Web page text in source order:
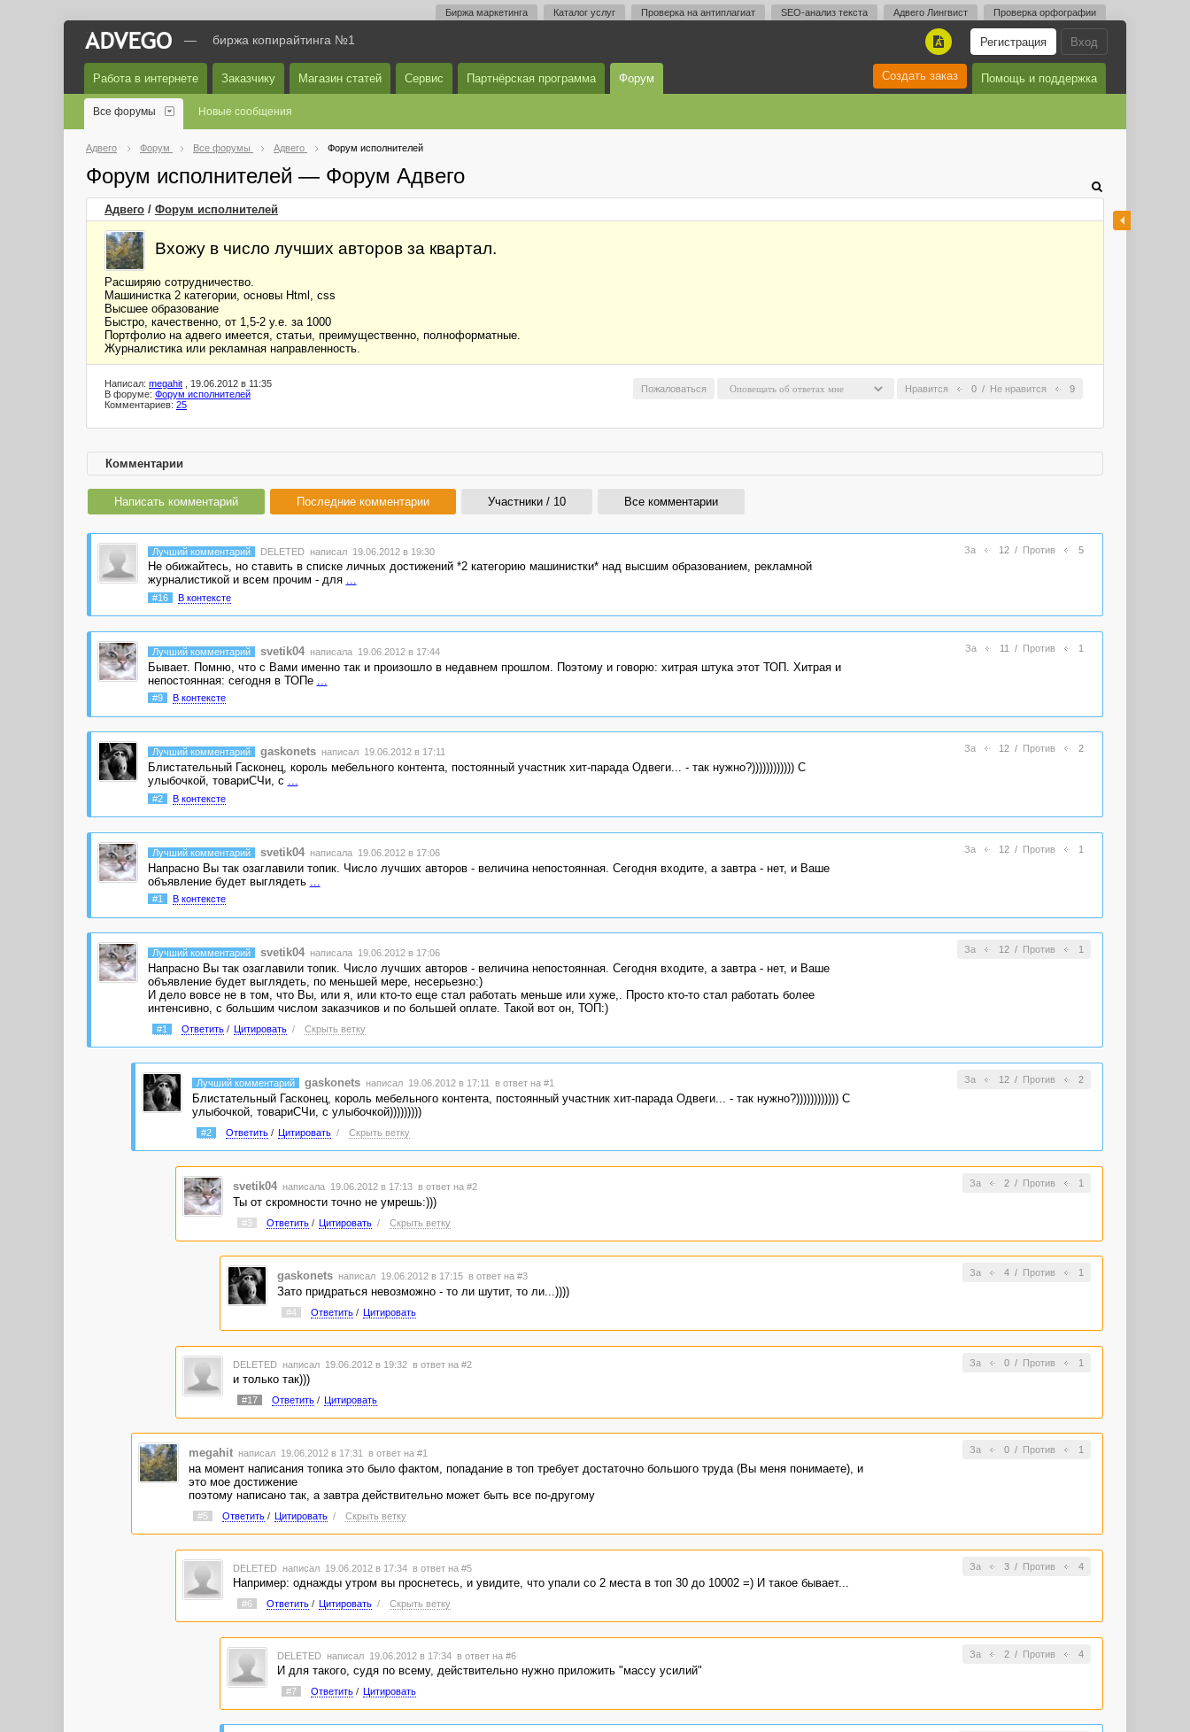
Биржа маркетинга Каталог услуг Проверка на антиплагиат SEO-анализ текста Адвего Лингвист Проверка орфографии
Вход
Регистрация
A
— биржа копирайтинга №1
Работа в интернете Заказчику Магазин статей Сервис Партнёрская программа Форум Помощь и поддержка
Создать заказ
Все форумы Новые сообщения
Адвего Форум Все форумы Адвего Форум исполнителей
Форум исполнителей — Форум Адвего
Адвего / Форум исполнителей
Вхожу в число лучших авторов за квартал.
Расширяю сотрудничество.
Машинистка 2 категории, основы Html, css
Высшее образование
Быстро, качественно, от 1,5-2 у.е. за 1000
Портфолио на адвего имеется, статьи, преимущественно, полноформатные.
Журналистика или рекламная направленность.
Нравится 0 / Не нравится 9
Пожаловаться
Написал: megahit , 19.06.2012 в 11:35
В форуме: Форум исполнителей
Комментариев: 25
Комментарии
Написать комментарий Последние комментарии Участники / 10 Все комментарии
За 12/ Против 5
Лучший комментарий DELETED написал 19.06.2012 в 19:30
Не обижайтесь, но ставить в списке личных достижений *2 категорию машинистки* над высшим образованием, рекламной
журналистикой и всем прочим - для ...
#16 В контексте
За 11 / Против 1
Лучший комментарий svetik04 написала 19.06.2012 в 17:44
Бывает. Помню, что с Вами именно так и произошло в недавнем прошлом. Поэтому и говорю: хитрая штука этот ТОП. Хитрая и
непостоянная: сегодня в ТОПе
#9 В контексте
За 12/ Против 2
Лучший комментарий gaskonets написал 19.06.2012 в 17:11
Блистательный Гасконец, король мебельного контента, постоянный участник хит-парада Одвеги... - так нужно?)))))))))))) С
улыбочкой, товариСЧи, с ...
#2 В контексте
За 12/ Против 1
Лучший комментарий svetik04 написала 19.06.2012 в 17:06
Напрасно Вы так озаглавили топик. Число лучших авторов - величина непостоянная. Сегодня входите, а завтра - нет, и Ваше
объявление будет выглядеть
#1 В контексте
За 12/ Против 1
Лучший комментарий svetik04 написала 19.06.2012 в 17:06
Напрасно Вы так озаглавили топик. Число лучших авторов - величина непостоянная. Сегодня входите, а завтра - нет, и Ваше
объявление будет выглядеть, по меньшей мере, несерьезно:)
И дело вовсе не в том, что Вы, или я, или кто-то еще стал работать меньше или хуже,. Просто кто-то стал работать более
интенсивно, с большим числом заказчиков и по большей оплате. Такой вот он, ТОП:)
#1 Ответить/ Цитировать / Скрыть ветку
За 12/ Против 2
Лучший комментарий gaskonets написал 19.06.2012 в 17:11 в ответ на #1
Блистательный Гасконец, король мебельного контента, постоянный участник хит-парада Одвеги... - так нужно?)))))))))))) С
улыбочкой, товариСЧи, с улыбочкой)))))))))
#2 Ответить/ Цитировать / Скрыть ветку
За 2/ Против 1
svetik04 написала 19.06.2012 в 17:13 в ответ на #2
Ты от скромности точно не умрешь:)))
#3 Ответить/ Цитировать / Скрыть ветку
За 4/ Против 1
gaskonets написал 19.06.2012 в 17:15 в ответ на #3
Зато придраться невозможно - то ли шутит, то ли...))))
#4 Ответить/ Цитировать
За 0/ Против 1
DELETED написал 19.06.2012 в 19:32 в ответ на #2
и только так)))
#17 Ответить/ Цитировать
За 0/ Против 1
megahit написал 19.06.2012 в 17:31 в ответ на #1
на момент написания топика это было фактом, попадание в топ требует достаточно большого труда (Вы меня понимаете), и
это мое достижение
поэтому написано так, а завтра действительно может быть все по-другому
#5 Ответить/ Цитировать / Скрыть ветку
За 3/ Против 4
DELETED написал 19.06.2012 в 17:34 в ответ на #5
Например: однажды утром вы проснетесь, и увидите, что упали со 2 места в топ 30 до 10002 =) И такое бывает...
#6 Ответить/ Цитировать / Скрыть ветку
За 2/ Против 4
DELETED написал 19.06.2012 в 17:34 в ответ на #6
И для такого, судя по всему, действительно нужно приложить "массу усилий"
#7 Ответить/ Цитировать